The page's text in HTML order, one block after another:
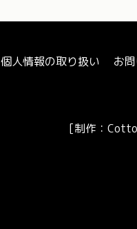
個人情報の取り扱い お
[制作：